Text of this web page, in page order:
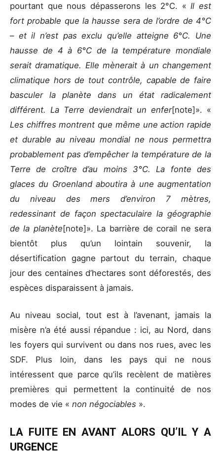
pourtant que nous dépasserons les 2°C. « Il est
fort probable que la hausse sera de l’ordre de 4°C
– et il n’est pas exclu qu’elle atteigne 6°C. Une
hausse de 4 à 6°C de la température mondiale
serait dramatique. Elle mènerait à un changement
climatique hors de tout contrôle, capable de faire
basculer la planète dans un état radicalement
différent. La Terre deviendrait un enfer[note]». «
Les chiffres montrent que même une action rapide
et durable au niveau mondial ne nous permettra
probablement pas d’empêcher la température de la
Terre de croître d’au moins 3°C. La fonte des
glaces du Groenland aboutira à une augmentation
du niveau des mers d’environ 7 mètres,
redessinant de façon spectaculaire la géographie
de la planète[note]». La barrière de corail ne sera
bientôt plus qu’un lointain souvenir, la
désertification gagne partout du terrain, chaque
jour des centaines d’hectares sont déforestés, des
espèces disparaissent à jamais.
Au niveau social, tout est à l’avenant, jamais la
misère n’a été aussi répandue : ici, au Nord, dans
les foyers qui survivent ou dans nos rues, avec les
SDF. Plus loin, dans les pays qui ne nous
intéressent que parce qu’ils recèlent de matières
premières qui permettent la continuité de nos
modes de vie « non négociables ».
LA FUITE EN AVANT ALORS QU’IL Y A
URGENCE